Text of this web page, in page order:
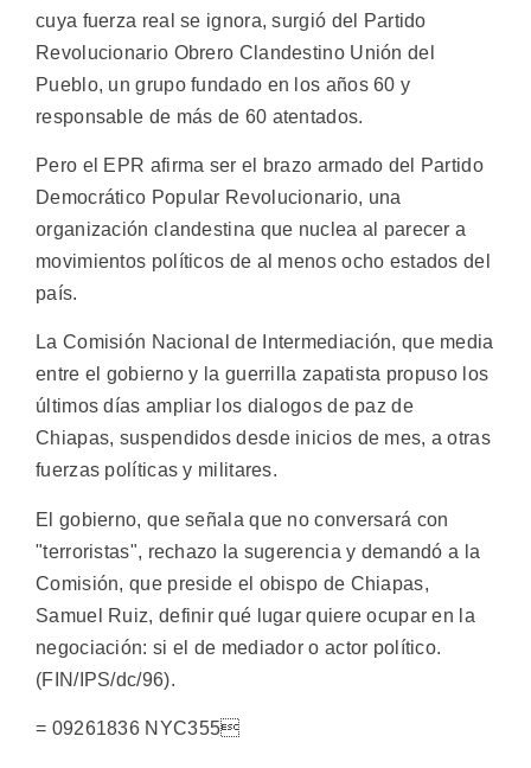
cuya fuerza real se ignora, surgió del Partido
Revolucionario Obrero Clandestino Unión del
Pueblo, un grupo fundado en los años 60 y
responsable de más de 60 atentados.
Pero el EPR afirma ser el brazo armado del Partido
Democrático Popular Revolucionario, una
organización clandestina que nuclea al parecer a
movimientos políticos de al menos ocho estados del
país.
La Comisión Nacional de Intermediación, que media
entre el gobierno y la guerrilla zapatista propuso los
últimos días ampliar los dialogos de paz de
Chiapas, suspendidos desde inicios de mes, a otras
fuerzas políticas y militares.
El gobierno, que señala que no conversará con
"terroristas", rechazo la sugerencia y demandó a la
Comisión, que preside el obispo de Chiapas,
Samuel Ruiz, definir qué lugar quiere ocupar en la
negociación: si el de mediador o actor político.
(FIN/IPS/dc/96).
= 09261836 NYC355